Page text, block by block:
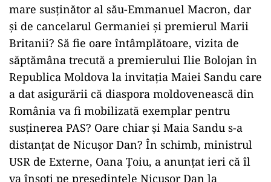
mare susținător al său-Emmanuel Macron, dar
și de cancelarul Germaniei și premierul Marii
Britanii? Să fie oare întâmplătoare, vizita de
săptămâna trecută a premierului Ilie Bolojan în
Republica Moldova la invitația Maiei Sandu care
a dat asigurării că diaspora moldovenească din
România va fi mobilizată exemplar pentru
susținerea PAS? Oare chiar și Maia Sandu s-a
distanțat de Nicușor Dan? În schimb, ministrul
USR de Externe, Oana Țoiu, a anunțat ieri că îl
va însoți pe președintele Nicușor Dan la